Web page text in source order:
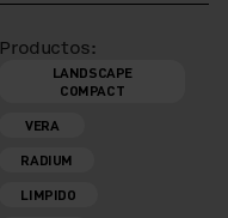
Productos:
LANDSCAPE
COMPACT
VERA
RADIUM
LIMPIDO